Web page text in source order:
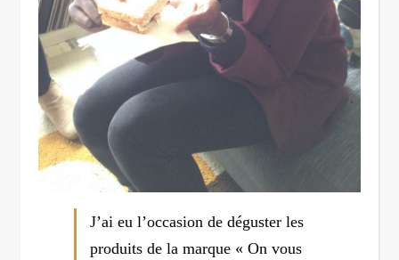
J’ai eu l’occasion de déguster les
produits de la marque « On vous